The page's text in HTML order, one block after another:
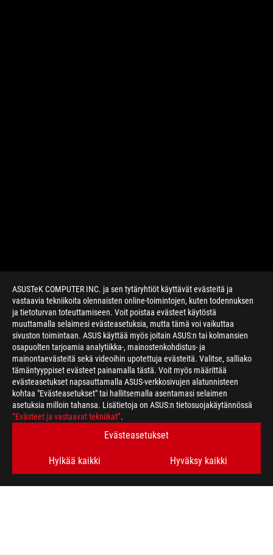
ASUSTeK COMPUTER INC. ja sen tytäryhtiöt käyttävät evästeitä ja
vastaavia tekniikoita olennaisten online-toimintojen, kuten todennuksen
ja tietoturvan toteuttamiseen. Voit poistaa evästeet käytöstä
muuttamalla selaimesi evästeasetuksia, mutta tämä voi vaikuttaa
sivuston toimintaan. ASUS käyttää myös joitain ASUS:n tai kolmansien
osapuolten tarjoamia analytiikka-, mainostenkohdistus- ja
mainontaevästeitä sekä videoihin upotettuja evästeitä. Valitse, salliako
tämäntyyppiset evästeet painamalla tästä. Voit myös määrittää
evästeasetukset napsauttamalla ASUS-verkkosivujen alatunnisteen
kohtaa "Evästeasetukset" tai hallitsemalla asentamasi selaimen
asetuksia milloin tahansa. Lisätietoja on ASUS:n tietosuojakäytännössä
”Evästeet ja vastaavat tekniikat”.
Evästeasetukset
Hylkää kaikki Hyväksy kaikki
> GAMING MINI LED LAPTOPS
HANKI UUSIMMAT TARJOUKSET JA PALJON MUUTA